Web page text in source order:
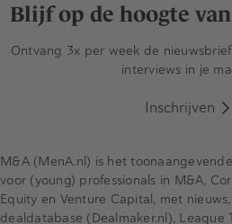
Blijf op de hoogte
Ontvang 3x per week de
interviews in je
Inschrijven
M&A (MenA.nl) is het
voor (young) professionals in M&A,
Equity en Venture Capital, met
dealdatabase (Dealmaker.nl), League